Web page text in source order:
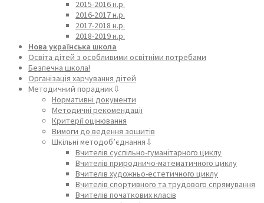
2015-2016 н.р.
2016-2017 н.р.
2017-2018 н.р.
2018-2019 н.р.
Нова українська школа
Освіта дітей з особливими освітніми потребами
Безпечна школа!
Організація харчування дітей
Методичний порадник⇩
Нормативні документи
Методичні рекомендації
Критерії оцінювання
Вимоги до ведення зошитів
Шкільні методоб’єднання⇩
Вчителів суспільно-гуманітарного циклу
Вчителів природничо-математичного циклу
Вчителів художньо-естетичного циклу
Вчителів спортивного та трудового спрямування
Вчителів початкових класів